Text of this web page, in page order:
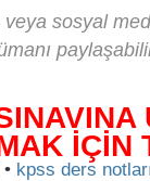
sosyal
İÇİN
• kpss ders